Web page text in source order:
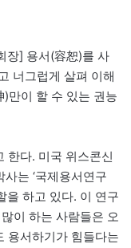
장] 용서(容恕)를 사
너그럽게 살펴 이해
만이 할 수 있는 권능
한다. 미국 위스콘신
는 ‘국제용서연구
을 하고 있다. 이 연구
이 하는 사람들은 오
용서하기가 힘들다는